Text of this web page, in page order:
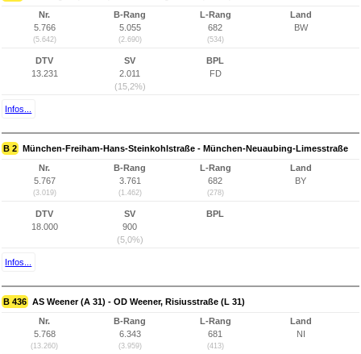
Nr.
5.766
(5.642)
B-Rang
5.055
(2.690)
L-Rang
682
(534)
Land
BW
DTV
13.231
SV
2.011
(15,2%)
BPL
FD
Infos...
B 2 München-Freiham-Hans-Steinkohlstraße - München-Neuaubing-Limesstraße
Nr.
5.767
(3.019)
B-Rang
3.761
(1.462)
L-Rang
682
(278)
Land
BY
DTV
18.000
SV
900
(5,0%)
BPL
Infos...
B 436 AS Weener (A 31) - OD Weener, Risiusstraße (L 31)
Nr.
5.768
(13.260)
B-Rang
6.343
(3.959)
L-Rang
681
(413)
Land
NI